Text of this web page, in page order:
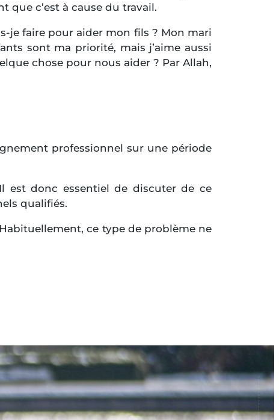
que c’est à cause du travail.
je faire pour aider mon fils ? Mon mari
sont ma priorité, mais j’aime aussi
chose pour nous aider ? Par Allah,
professionnel sur une période
est donc essentiel de discuter de ce
qualifiés.
ce type de problème ne